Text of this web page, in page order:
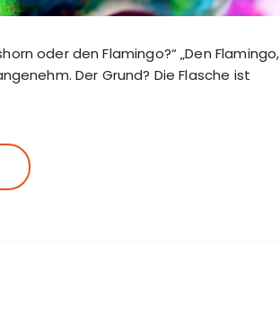
oder den Flamingo?“ „Den Flamingo,
Der Grund? Die Flasche ist